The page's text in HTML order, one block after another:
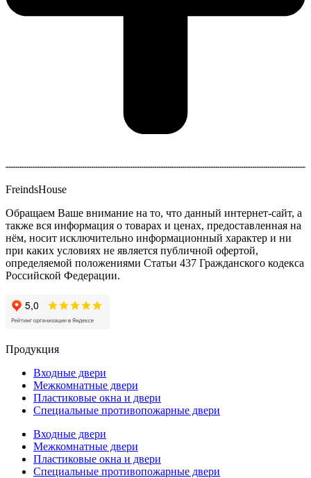
FreindsHouse
Обращаем Ваше внимание на то, что данный интернет-сайт, а
также вся информация о товарах и ценах, предоставленная на
нём, носит исключительно информационный характер и ни
при каких условиях не является публичной офертой,
определяемой положениями Статьи 437 Гражданского кодекса
Российской Федерации.
Продукция
Входные двери
Межкомнатные двери
Пластиковые окна и двери
Специальные противопожарные двери
Входные двери
Межкомнатные двери
Пластиковые окна и двери
Специальные противопожарные двери